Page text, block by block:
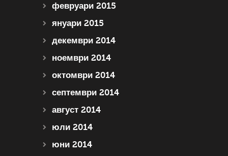
февруари 2015
януари 2015
декември 2014
ноември 2014
октомври 2014
септември 2014
август 2014
юли 2014
юни 2014